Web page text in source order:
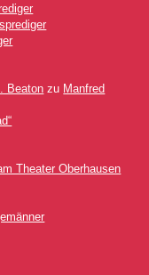
Beaton zu Manfred
Theater Oberhausen